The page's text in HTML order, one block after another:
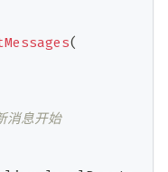
(
息开始